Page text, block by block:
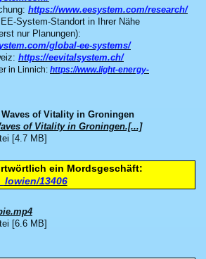
https://www.eesystem.com/research/
System-Standort in Ihrer Nähe
nur Planungen):
global-ee-systems/
https://eevitalsystem.ch/
in Linnich: https://www.light-energy-
of Vitality in Groningen
of Vitality in Groningen.[...]
[4.7 MB]
ein Mordsgeschäft:
13406
[6.6 MB]